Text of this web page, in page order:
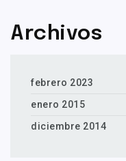
Archivos
febrero 2023
enero 2015
diciembre 2014